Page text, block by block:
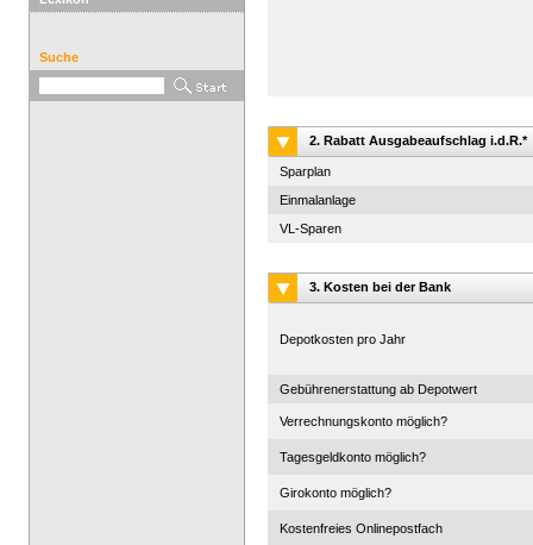
Suche
2. Rabatt Ausgabeaufschlag i.d.R.*
Sparplan
Einmalanlage
VL-Sparen
3. Kosten bei der Bank
Depotkosten pro Jahr
Gebührenerstattung ab Depotwert
Verrechnungskonto möglich?
Tagesgeldkonto möglich?
Girokonto möglich?
Kostenfreies Onlinepostfach